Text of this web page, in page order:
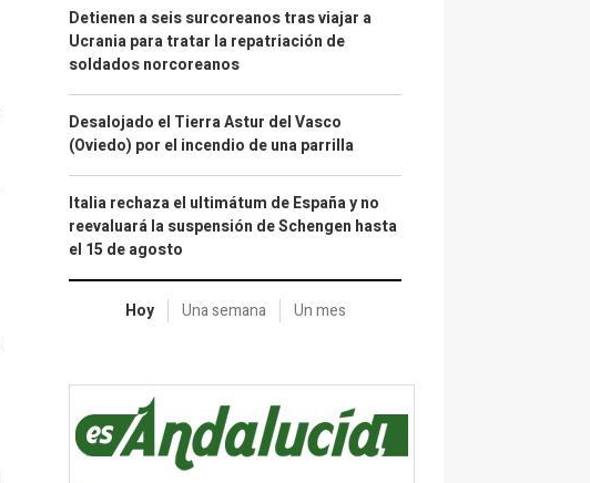
Detienen a seis surcoreanos tras viajar a
Ucrania para tratar la repatriación de
soldados norcoreanos
Desalojado el Tierra Astur del Vasco
(Oviedo) por el incendio de una parrilla
Italia rechaza el ultimátum de España y no
reevaluará la suspensión de Schengen hasta
el 15 de agosto
Hoy Una semana Un mes